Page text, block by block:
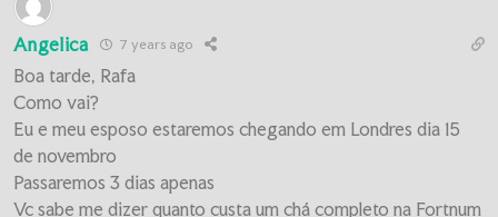
Angelica 7 years ago
Boa tarde, Rafa
Como vai?
Eu e meu esposo estaremos chegando em Londres dia 15
de novembro
Passaremos 3 dias apenas
Vc sabe me dizer quanto custa um chá completo na Fortnum